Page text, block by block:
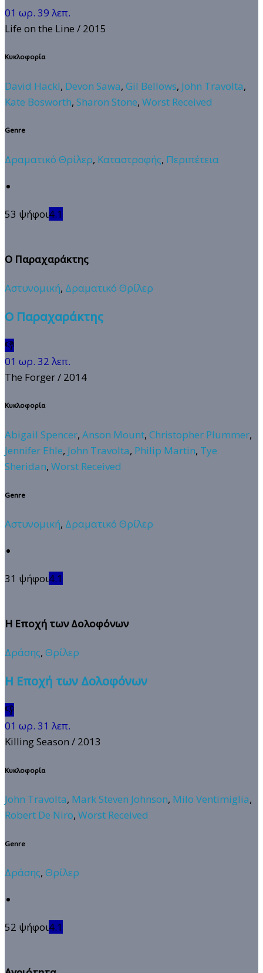
01 ωρ. 39 λεπ.
Life on the Line / 2015
Κυκλοφορία
David Hackl, Devon Sawa, Gil Bellows, John Travolta,
Kate Bosworth, Sharon Stone, Worst Received
Genre
Δραματικό Θρίλερ, Καταστροφής, Περιπέτεια
53 ψήφοι4.1
Ο Παραχαράκτης
Αστυνομική, Δραματικό Θρίλερ
Ο Παραχαράκτης
👎
01 ωρ. 32 λεπ.
The Forger/ 2014
Κυκλοφορία
Abigail Spencer, Anson Mount, Christopher Plummer,
Jennifer Ehle, John Travolta, Philip Martin, Tye
Sheridan, Worst Received
Genre
Αστυνομική, Δραματικό Θρίλερ
31 ψήφοι4.1
Η Εποχή των Δολοφόνων
Δράσης, Θρίλερ
Η Εποχή των Δολοφόνων
👎
01 ωρ. 31 λεπ.
Killing Season / 2013
Κυκλοφορία
John Travolta, Mark Steven Johnson, Milo Ventimiglia,
Robert De Niro, Worst Received
Genre
Δράσης, Θρίλερ
52 ψήφοι4.1